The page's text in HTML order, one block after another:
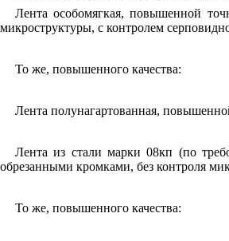
Лентаособомягкая, повышенной
микроструктуры, с контролем
То же, повышенного качества:
Лента полунагартованная, повышенн
Лента из стали марки 08кп (по
обрезанными кромками, без контроля ми
То же, повышенного качества: